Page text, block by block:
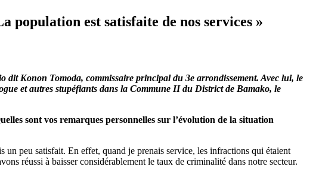
population est satisfaite de nos services »
dit Konon Tomoda, commissaire principal du 3e arrondissement. Avec lui, le
et autres stupéfiants dans la Commune II du District de Bamako, le
sont vos remarques personnelles sur l’évolution de la situation
peu satisfait. En effet, quand je prenais service, les infractions qui étaient
réussi à baisser considérablement le taux de criminalité dans notre secteur.